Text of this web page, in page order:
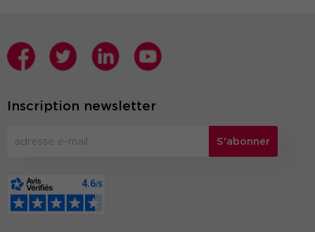
Inscription newsletter
S'abonner